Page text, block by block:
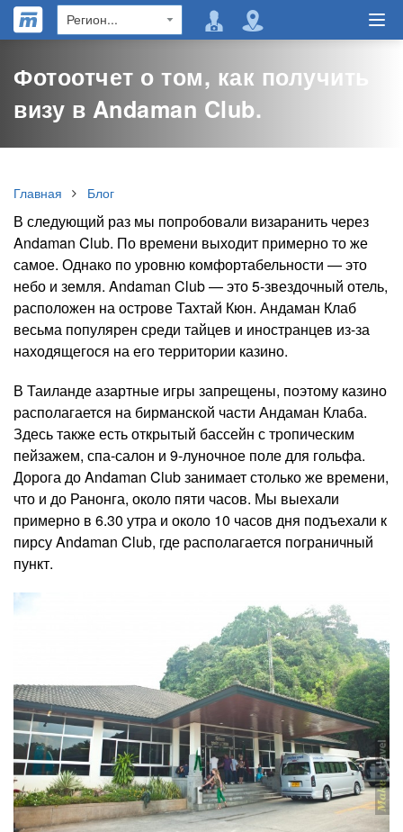
Фотоотчет о том, как получить
визу в Andaman Club.
Главная Блог
В следующий раз мы попробовали визаранить через
Andaman Club. По времени выходит примерно то же
самое. Однако по уровню комфортабельности — это
небо и земля. Andaman Club — это 5-звездочный отель,
расположен на острове Тахтай Кюн. Андаман Клаб
весьма популярен среди тайцев и иностранцев из-за
находящегося на его территории казино.
В Таиланде азартные игры запрещены, поэтому казино
располагается на бирманской части Андаман Клаба.
Здесь также есть открытый бассейн с тропическим
пейзажем, спа-салон и 9-луночное поле для гольфа.
Дорога до Andaman Club занимает столько же времени,
что и до Ранонга, около пяти часов. Мы выехали
примерно в 6.30 утра и около 10 часов дня подъехали к
пирсу Andaman Club, где располагается пограничный
пункт.